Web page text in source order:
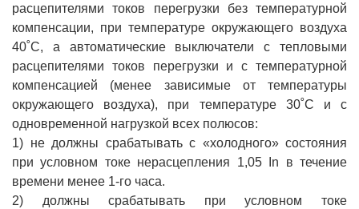
расцепителями токов перегрузки без температурной
компенсации, при температуре окружающего воздуха
40˚С, а автоматические выключатели с тепловыми
расцепителями токов перегрузки и с температурной
компенсацией (менее зависимые от температуры
окружающего воздуха), при температуре 30˚С и с
одновременной нагрузкой всех полюсов:
1) не должны срабатывать с «холодного» состояния
при условном токе нерасцепления 1,05 In в течение
времени менее 1-го часа.
2) должны срабатывать при условном токе